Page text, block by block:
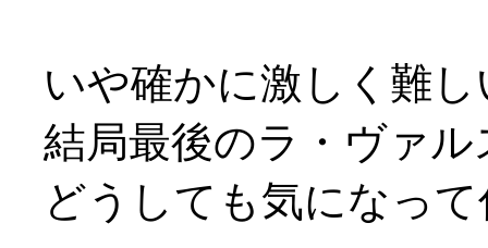
いや確かに激しく難
結局最後のラ・ヴァ
どうしても気になっ